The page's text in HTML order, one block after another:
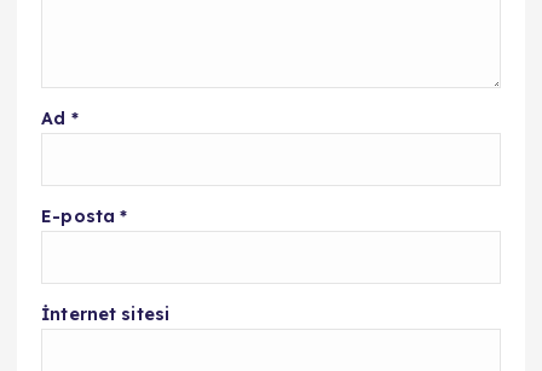
Ad *
E-posta*
İnternet sitesi